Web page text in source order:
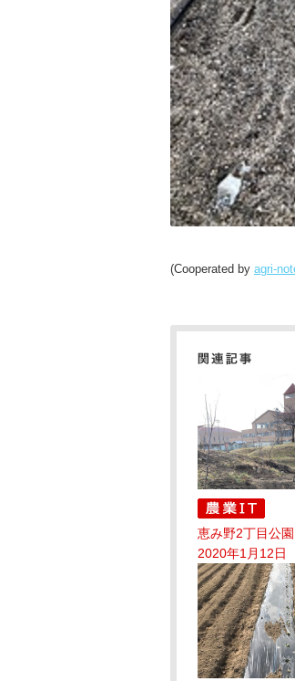
(Cooperated by agri-
恵み野2丁目公園
2020年1月12日